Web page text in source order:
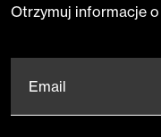
Otrzymuj informacje
Email